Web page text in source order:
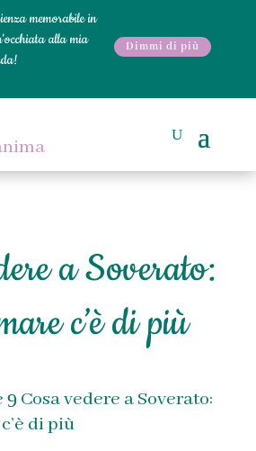
memorabile in
alla mia
Dimmi di più
a Soverato:
c’è di più
9 Cosa vedere a Soverato:
di più